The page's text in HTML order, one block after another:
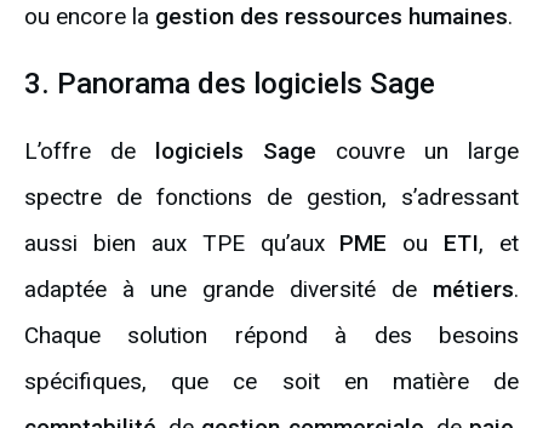
ou encore la gestion des ressources humaines.
3. Panorama des logiciels Sage
L’offre de logiciels Sage couvre un large
spectre de fonctions de gestion, s’adressant
aussi bien aux TPE qu’aux PME ou ETI, et
adaptée à une grande diversité de métiers.
Chaque solution répond à des besoins
spécifiques, que ce soit en matière de